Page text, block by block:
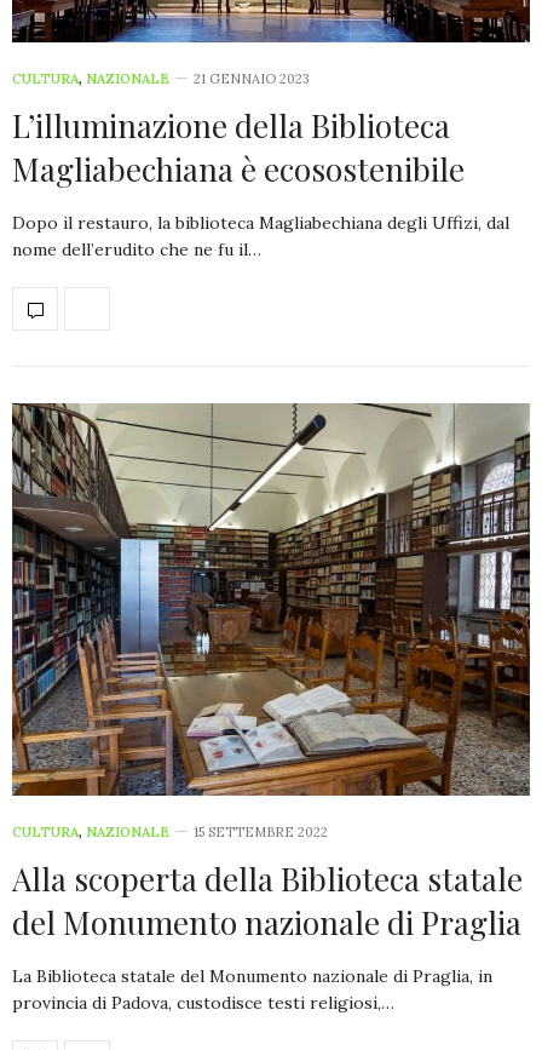
CULTURA, NAZIONALE 21 GENNAIO 2023
L’illuminazione della Biblioteca
Magliabechiana è ecosostenibile
Dopo il restauro, la biblioteca Magliabechiana degli Uffizi, dal
nome dell’erudito che ne fu il…
CULTURA, NAZIONALE 15 SETTEMBRE 2022
Alla scoperta della Biblioteca statale
del Monumento nazionale di Praglia
La Biblioteca statale del Monumento nazionale di Praglia, in
provincia di Padova, custodisce testi religiosi,…